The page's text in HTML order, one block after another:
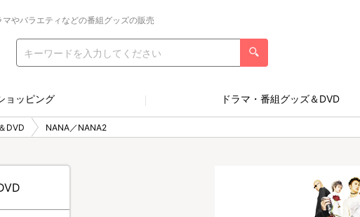
やバラエティなどの番組グッズの販売
ョッピング ドラマ・番組グッズ＆DVD
DVD NANA／NANA2